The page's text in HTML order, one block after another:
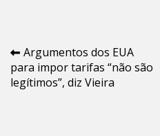
Navegação
de
Argumentos dos EUA
para impor tarifas “não são
legítimos”, diz Vieira